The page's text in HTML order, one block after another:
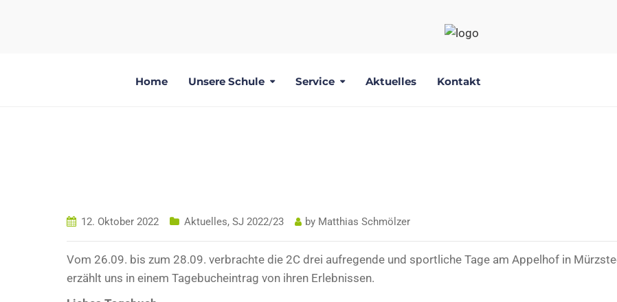
Home Unsere Schule Service Aktuelles Kontakt
12. Oktober 2022 Aktuelles, SJ 2022/23 by Matthias Schmölzer
Vom 26.09. bis zum 28.09. verbrachte die 2C drei aufregende und sportliche Tage am Appelhof in
erzählt uns in einem Tagebucheintrag von ihren Erlebnissen.